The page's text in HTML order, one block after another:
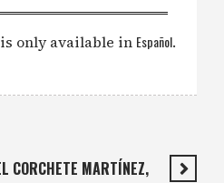
only available in Español.
CORCHETE MARTÍNEZ,